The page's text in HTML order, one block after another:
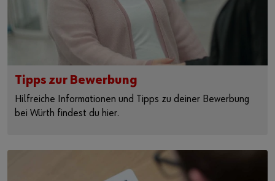
Tipps zur Bewerbung
Hilfreiche Informationen und Tipps zu deiner Bewerbung
bei Würth findest du hier.